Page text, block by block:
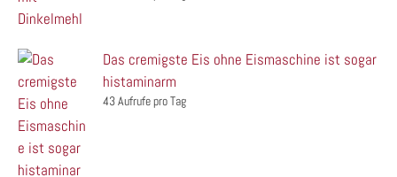
Das cremigste Eis ohne Eismaschine ist sogar
histaminarm
43 Aufrufe pro Tag